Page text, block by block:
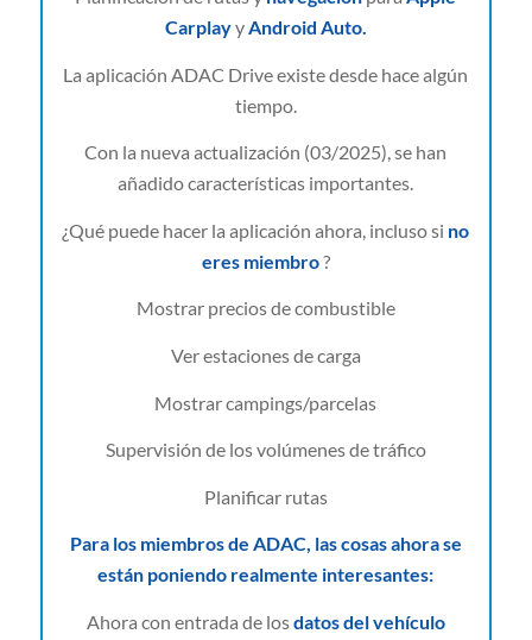
CarplayyAndroid Auto.
La aplicación ADAC Drive existe desde hace algún
tiempo.
Con la nueva actualización (03/2025), se han
añadido características importantes.
¿Qué puede hacer la aplicación ahora, incluso si no
eres miembro?
Mostrar precios de combustible
Ver estaciones de carga
Mostrar campings/parcelas
Supervisión de los volúmenes de tráfico
Planificar rutas
Para los miembros de ADAC, las cosas ahora se
están poniendo realmente interesantes:
Ahora con entrada de losdatos del vehículo